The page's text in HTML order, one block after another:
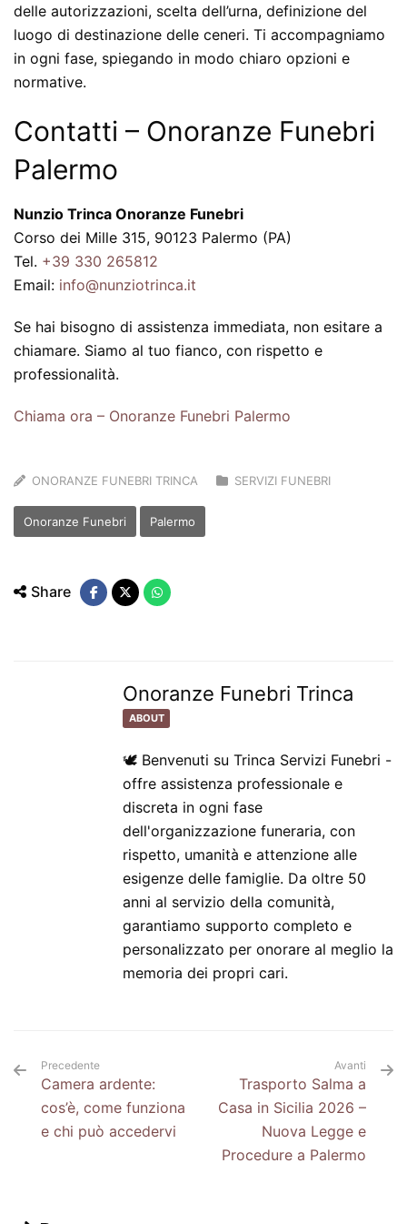
delle autorizzazioni, scelta dell’urna, definizione del
luogo di destinazione delle ceneri. Ti accompagniamo
in ogni fase, spiegando in modo chiaro opzioni e
normative.
Contatti – Onoranze Funebri
Palermo
Nunzio Trinca Onoranze Funebri
Corso dei Mille 315, 90123 Palermo (PA)
Tel. +39 330 265812
Email: info@nunziotrinca.it
Se hai bisogno di assistenza immediata, non esitare a
chiamare. Siamo al tuo fianco, con rispetto e
professionalità.
Chiama ora – Onoranze Funebri Palermo
ONORANZE FUNEBRI TRINCA SERVIZI FUNEBRI
Onoranze Funebri Palermo
Share
Onoranze Funebri Trinca
ABOUT
🕊️ Benvenuti su Trinca Servizi Funebri -
offre assistenza professionale e
discreta in ogni fase
dell'organizzazione funeraria, con
rispetto, umanità e attenzione alle
esigenze delle famiglie. Da oltre 50
anni al servizio della comunità,
garantiamo supporto completo e
personalizzato per onorare al meglio la
memoria dei propri cari.
Precedente
Camera ardente:
cos’è, come funziona
e chi può accedervi
Avanti
Trasporto Salma a
Casa in Sicilia 2026 –
Nuova Legge e
Procedure a Palermo